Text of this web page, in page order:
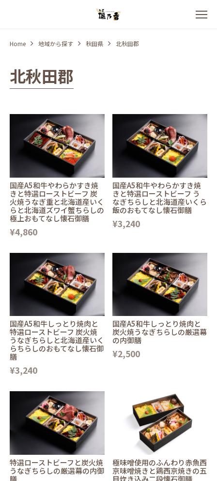
Home 地域から探す 秋田県 北秋田郡
北秋田郡
国産A5和牛やわらかすき焼
きと特選ローストビーフ 炭
火焼うなぎ重と北海道産いく
らと北海道ズワイ蟹ちらしの
極上おもてなし懐石御膳
¥4,860
国産A5和牛やわらかすき焼
きと特選ローストビーフ う
なぎちらしと北海道産いくら
飯のおもてなし懐石御膳
¥3,240
国産A5和牛しっとり焼肉と
特選ローストビーフ 炭火焼
うなぎちらしと北海道産いく
らちらしのおもてなし懐石御
膳
¥3,240
国産A5和牛しっとり焼肉と
炭火焼うなぎちらしの厳選幕
の内御膳
¥2,500
特選ローストビーフと炭火焼
うなぎちらしの厳選幕の内御
膳
極味噌使用のふんわり赤魚西
京味噌焼きと鶏西京焼きの五
目炊き込み二段懐石御膳